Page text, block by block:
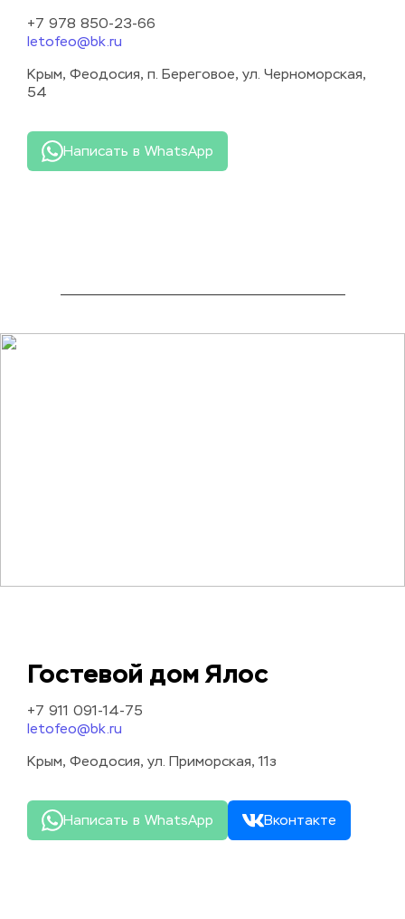
+7 978 850-23-66
letofeo@bk.ru
Крым, Феодосия, п. Береговое, ул. Черноморская,
54
Написать в WhatsApp
Гостевой дом Ялос
+7 911 091-14-75
letofeo@bk.ru
Крым, Феодосия, ул. Приморская, 11з
Написать в WhatsApp Вконтакте